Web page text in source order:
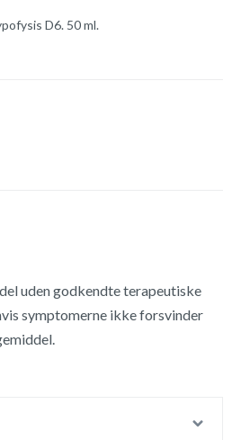
D6. 50 ml.
uden godkendte terapeutiske
symptomerne ikke forsvinder